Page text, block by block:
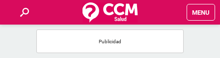
MENU